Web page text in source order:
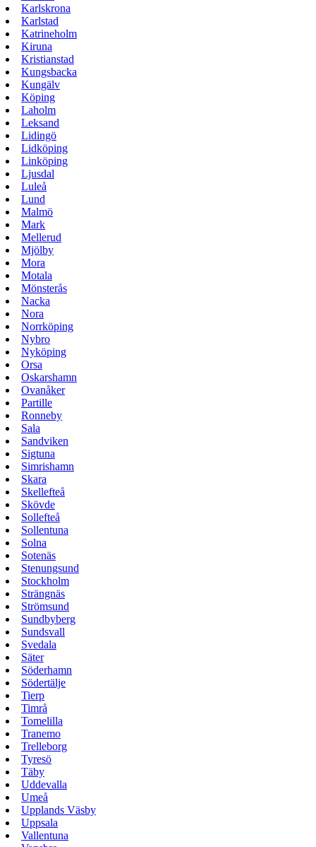
Karlskrona
Karlstad
Katrineholm
Kiruna
Kristianstad
Kungsbacka
Kungälv
Köping
Laholm
Leksand
Lidingö
Lidköping
Linköping
Ljusdal
Luleå
Lund
Malmö
Mark
Mellerud
Mjölby
Mora
Motala
Mönsterås
Nacka
Nora
Norrköping
Nybro
Nyköping
Orsa
Oskarshamn
Ovanåker
Partille
Ronneby
Sala
Sandviken
Sigtuna
Simrishamn
Skara
Skellefteå
Skövde
Sollefteå
Sollentuna
Solna
Sotenäs
Stenungsund
Stockholm
Strängnäs
Strömsund
Sundbyberg
Sundsvall
Svedala
Säter
Söderhamn
Södertälje
Tierp
Timrå
Tomelilla
Tranemo
Trelleborg
Tyresö
Täby
Uddevalla
Umeå
Upplands Väsby
Uppsala
Vallentuna